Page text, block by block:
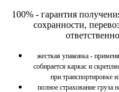
100% - гарантия
сохранности,
жесткая упаковка -
собирается каркас и
при транспортировке
полное страхование груза